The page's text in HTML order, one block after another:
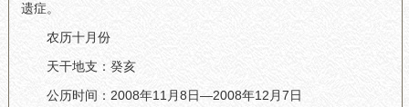
遗症。
农历十月份
天干地支：癸亥
公历时间：2008年11月8日—2008年12月7日